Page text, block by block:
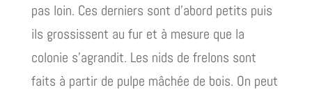
pas loin. Ces derniers sont d’abord petits puis
ils grossissent au fur et à mesure que la
colonie s’agrandit. Les nids de frelons sont
faits à partir de pulpe mâchée de bois. On peut